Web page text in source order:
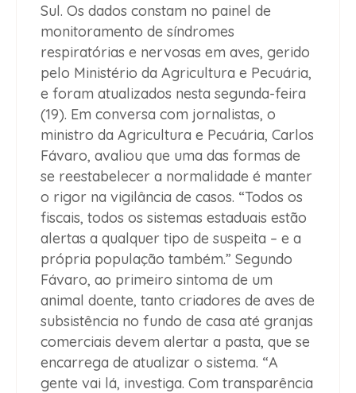
Sul. Os dados constam no painel de
monitoramento de síndromes
respiratórias e nervosas em aves, gerido
pelo Ministério da Agricultura e Pecuária,
e foram atualizados nesta segunda-feira
(19). Em conversa com jornalistas, o
ministro da Agricultura e Pecuária, Carlos
Fávaro, avaliou que uma das formas de
se reestabelecer a normalidade é manter
o rigor na vigilância de casos. “Todos os
fiscais, todos os sistemas estaduais estão
alertas a qualquer tipo de suspeita – e a
própria população também.” Segundo
Fávaro, ao primeiro sintoma de um
animal doente, tanto criadores de aves de
subsistência no fundo de casa até granjas
comerciais devem alertar a pasta, que se
encarrega de atualizar o sistema. “A
gente vai lá, investiga. Com transparência